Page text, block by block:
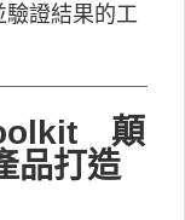
證結果的工
顛
品打造